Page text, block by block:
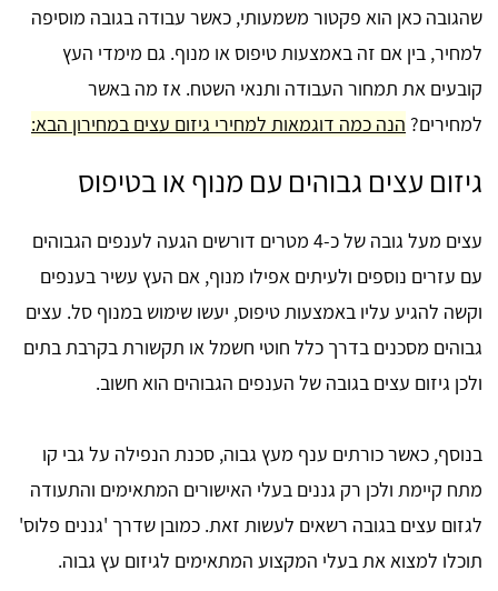
שהגובה כאן הוא פקטור משמעותי, כאשר עבודה בגובה מוסיפה
למחיר, בין אם זה באמצעות טיפוס או מנוף. גם מימדי העץ
קובעים את תמחור העבודה ותנאי השטח. אז מה באשר
למחירים? הנה כמה דוגמאות למחירי גיזום עצים במחירון הבא:
גיזום עצים גבוהים עם מנוף או בטיפוס
עצים מעל גובה של כ-4 מטרים דורשים הגעה לענפים הגבוהים
עם עזרים נוספים ולעיתים אפילו מנוף, אם העץ עשיר בענפים
וקשה להגיע עליו באמצעות טיפוס, יעשו שימוש במנוף סל. עצים
גבוהים מסכנים בדרך כלל חוטי חשמל או תקשורת בקרבת בתים
ולכן גיזום עצים בגובה של הענפים הגבוהים הוא חשוב.
בנוסף, כאשר כורתים ענף מעץ גבוה, סכנת הנפילה על גבי קו
מתח קיימת ולכן רק גננים בעלי האישורים המתאימים והתעודה
לגזום עצים בגובה רשאים לעשות זאת. כמובן שדרך 'גננים פלוס'
תוכלו למצוא את בעלי המקצוע המתאימים לגיזום עץ גבוה.